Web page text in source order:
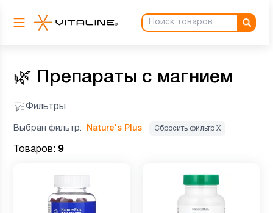
🌿 Препараты с магнием
Фильтры
Выбран фильтр: Nature's Plus Сбросить фильтр Х
Товаров: 9